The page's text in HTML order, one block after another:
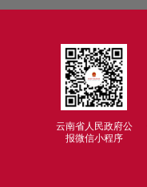
云南省人民政府公
报微信小程序